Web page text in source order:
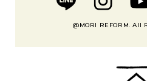
@MORI REFORM.